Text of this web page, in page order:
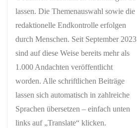
lassen. Die Themenauswahl sowie die
redaktionelle Endkontrolle erfolgen
durch Menschen. Seit September 2023
sind auf diese Weise bereits mehr als
1.000 Andachten veröffentlicht
worden. Alle schriftlichen Beiträge
lassen sich automatisch in zahlreiche
Sprachen übersetzen – einfach unten
links auf „Translate“ klicken.